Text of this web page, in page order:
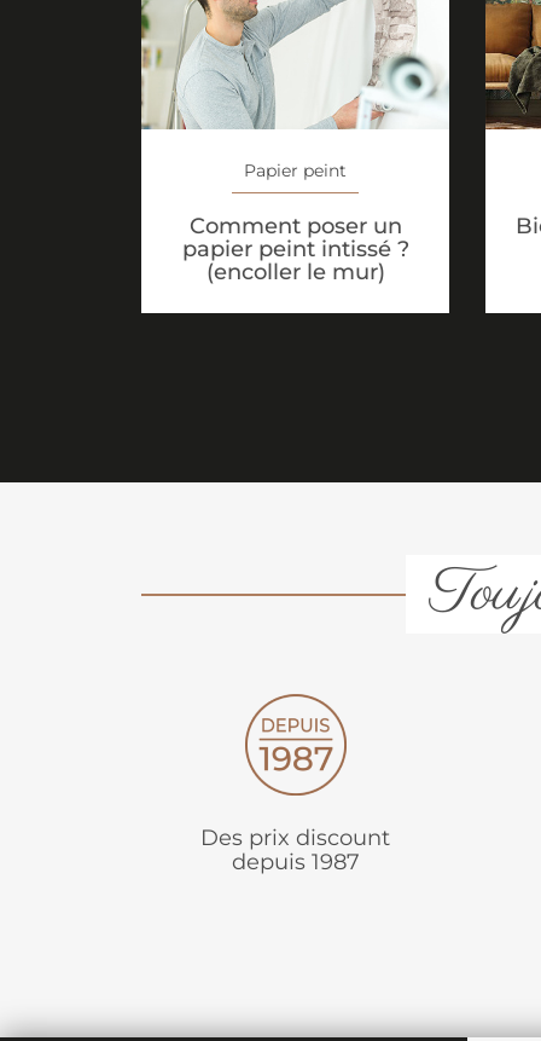
Papier peint
Comment poser un
papier peint intissé ?
(encoller le mur)
Des prix discount
depuis 1987